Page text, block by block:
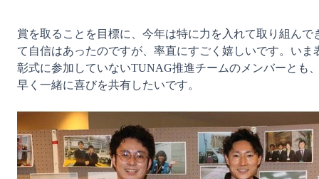
賞を取ることを目標に、今年は特に力を入れて取り組んで
て自信はあったのですが、率直にすごく嬉しいです。いま
彰式に参加していないTUNAG推進チームのメンバーとも
早く一緒に喜びを共有したいです。